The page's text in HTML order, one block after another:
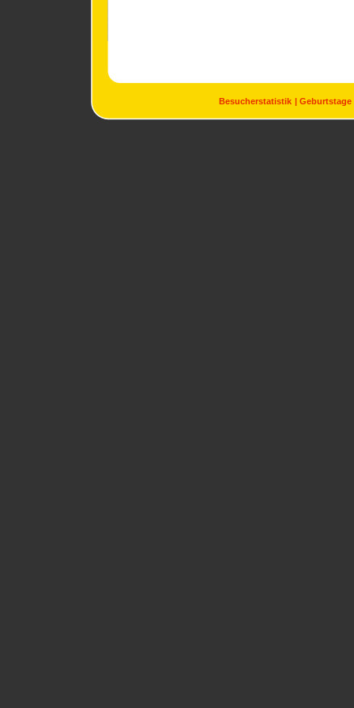
Besucherstatistik Geburtstage